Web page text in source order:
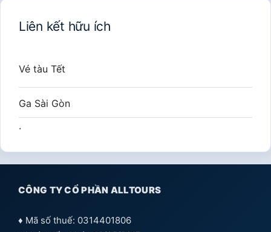
Liên kết hữu ích
Vé tàu Tết
Ga Sài Gòn
.
CÔNG TY CỔ PHẦN ALLTOURS
♦ Mã số thuế: 0314401806